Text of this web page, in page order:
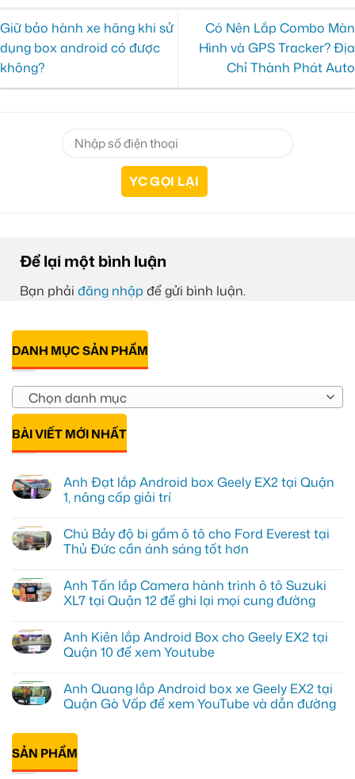
Giữ bảo hành xe hãng khi sử
dụng box android có được
không?
Có Nên Lắp Combo Màn
Hình và GPS Tracker? Địa
Chỉ Thành Phát Auto
Để lại một bình luận
Bạn phải đăng nhập để gửi bình luận.
DANH MỤC SẢN PHẨM
Chọn danh mục
BÀI VIẾT MỚI NHẤT
Anh Đạt lắp Android box Geely EX2 tại Quận
1, nâng cấp giải trí
bình
luận
ở
lắp
Android
box
tại
Quận
1,
giải
trí
Chú Bảy độ bi gầm ô tô cho Ford Everest tại
Thủ Đức cần ánh sáng tốt hơn
bình
luận
ở
độ
bi
gầm
cho
Ford
Everest
Thủ
Đức
cần
ánh
sáng
Anh Tấn lắp Camera hành trình ô tô Suzuki
XL7 tại Quận 12 để ghi lại mọi cung đường
bình
luận
ở
lắp
Camera
hành
ô
Suzuki
XL7
tại
Anh Kiên lắp Android Box cho Geely EX2 tại
Quận 10 để xem Youtube
bình
luận
ở
Kiên
Android
Box
cho
Anh Quang lắp Android box xe Geely EX2 tại
Quận Gò Vấp để xem YouTube và dẫn đường
có
luận
ở
Anh
SẢN PHẨM